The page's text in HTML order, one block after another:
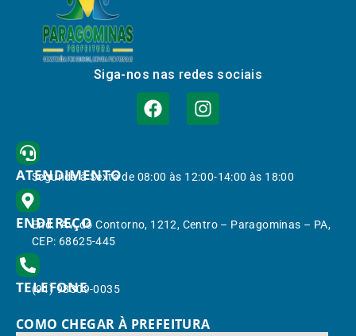
Siga-nos nas redes sociais
ATENDIMENTO
Segunda à Sexta de 08:00 às 12:00-14:00 às 18:00
ENDEREÇO
End.: Av. do Contorno, 1212, Centro – Paragominas – PA,
CEP: 68625-445
TELEFONE
(91) 98309-0035
COMO CHEGAR À PREFEITURA